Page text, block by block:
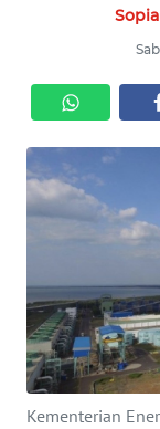
Kementerian
PERISTIWA
TOKOH
Informasi
KONTAK
KAMI
INFO